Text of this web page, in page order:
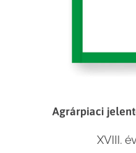
Agrárpiaci
XVIII.